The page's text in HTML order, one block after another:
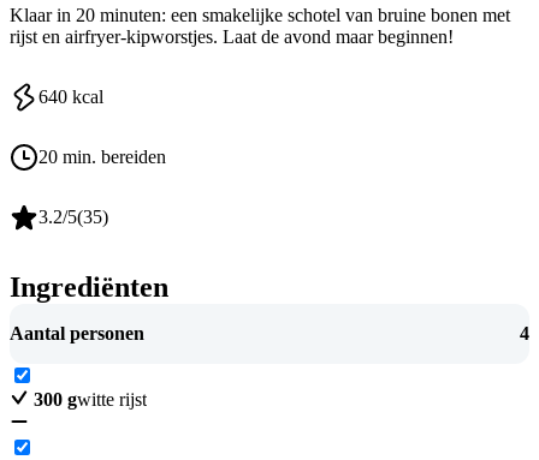
Klaar in 20 minuten: een smakelijke schotel van bruine bonen met
rijst en airfryer-kipworstjes. Laat de avond maar beginnen!
640 kcal
20 min. bereiden
3.2/5(35)
Ingrediënten
Aantal personen 4
300 gwitte rijst